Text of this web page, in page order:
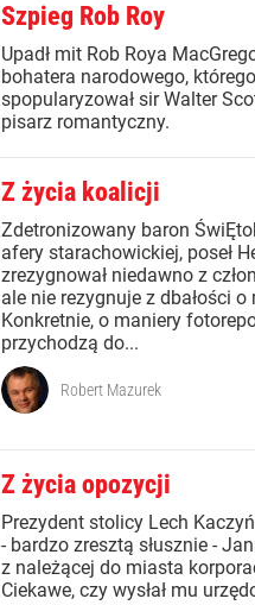
Szpieg Rob Roy
Upadł mit Rob Roya
bohatera narodowego,
spopularyzował sir Walter
pisarz romantyczny.
Z życia koalicji
Zdetronizowany baron
afery starachowickiej, poseł
zrezygnował niedawno z
ale nie rezygnuje z dbałości o
Konkretnie, o maniery
przychodzą do...
Robert Mazurek
Z życia opozycji
Prezydent stolicy Lech
- bardzo zresztą słusznie -
z należącej do miasta
Ciekawe, czy wysłał mu